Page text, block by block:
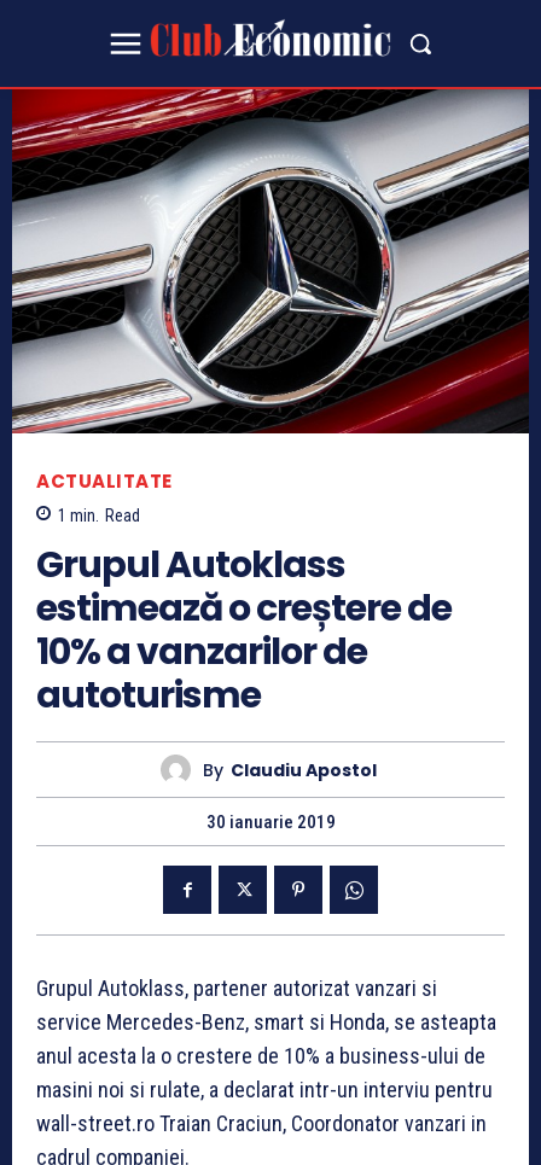
ACTUALITATE
1 min. Read
Grupul Autoklass
estimează o creștere de
10% a vanzarilor de
autoturisme
By Claudiu Apostol
30 ianuarie 2019
Grupul Autoklass, partener autorizat vanzari si
service Mercedes-Benz, smart si Honda, se asteapta
anul acesta la o crestere de 10% a business-ului de
masini noi si rulate, a declarat intr-un interviu pentru
wall-street.ro Traian Craciun, Coordonator vanzari in
cadrul companiei.